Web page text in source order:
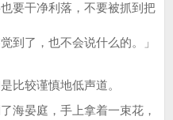
要干净利落，不要被抓到把
到了，也不会说什么的。」
较谨慎地低声道。
晏庭，手上拿着一束花，